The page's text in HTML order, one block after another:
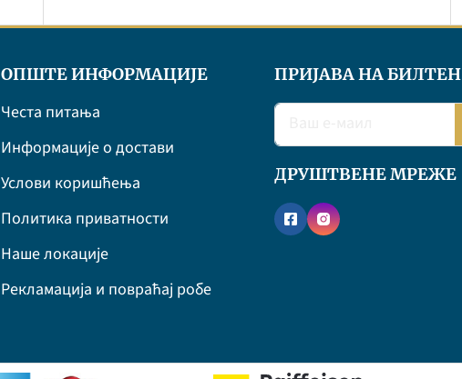
ОПШТЕ ИНФОРМАЦИЈЕ
Честа питања
Информације о достави
Услови коришћења
Политика приватности
Наше локације
Рекламација и повраћај робе
ПРИЈАВА НА БИЛТЕН
ДРУШТВЕНЕ МРЕЖЕ